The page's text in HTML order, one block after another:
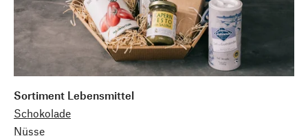
Sortiment Lebensmittel
Schokolade
Nüsse